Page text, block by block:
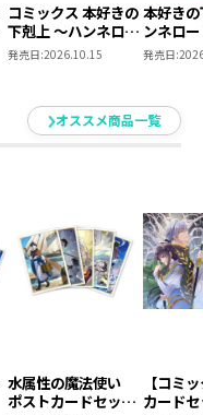
コミックス 本好きの
下剋上 ～ハンネロー
レの貴族院五年生～
アクリルスタンド
（1巻4話）
発売日:2026.10.15
本好き
ンネロ
五年生
発売日:
オススメ商品一覧
水属性の魔法使い
ポストカードセット
【コミ
カード